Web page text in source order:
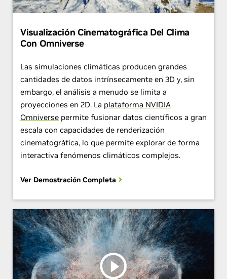
Visualización Cinematográfica Del Clima
Con Omniverse
Las simulaciones climáticas producen grandes
cantidades de datos intrínsecamente en 3D y, sin
embargo, el análisis a menudo se limita a
proyecciones en 2D. La plataforma NVIDIA
Omniverse permite fusionar datos científicos a gran
escala con capacidades de renderización
cinematográfica, lo que permite explorar de forma
interactiva fenómenos climáticos complejos.
Ver Demostración Completa